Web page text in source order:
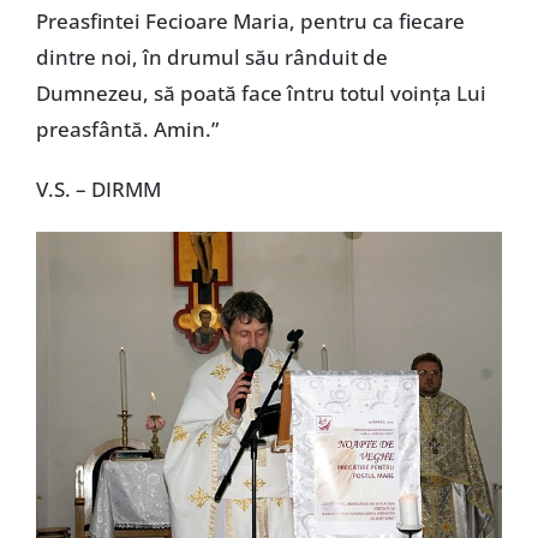
Preasfintei Fecioare Maria, pentru ca fiecare
dintre noi, în drumul său rânduit de
Dumnezeu, să poată face întru totul voinţa Lui
preasfântă. Amin.”
V.S. – DIRMM